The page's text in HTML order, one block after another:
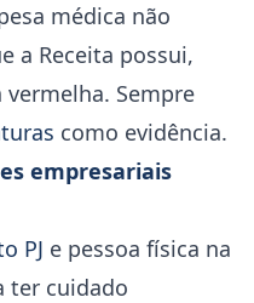
médica não
a Receita possui,
Sempre
como evidência.
empresariais
PJ e pessoa física na
ter cuidado